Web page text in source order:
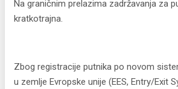
Na graničnim prelazima zadržavanja za
kratkotrajna.
Zbog registracije putnika po novom
u zemlje Evropske unije (EES, Entry/Exit